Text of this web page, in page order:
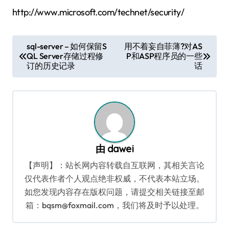
http://www.microsoft.com/technet/security/
章
导
航
sql-server – 如何保留S
QL Server存储过程修
订的历史记录
用不着妄自菲薄?对AS
P和ASP程序员的一些
话
由 dawei
【声明】：站长网内容转载自互联网，其相关言论
仅代表作者个人观点绝非权威，不代表本站立场。
如您发现内容存在版权问题，请提交相关链接至邮
箱：bqsm@foxmail.com，我们将及时予以处理。